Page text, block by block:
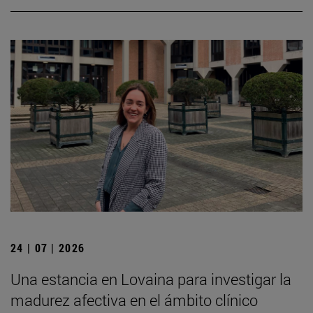
24 | 07 | 2026
Una estancia en Lovaina para investigar la
madurez afectiva en el ámbito clínico